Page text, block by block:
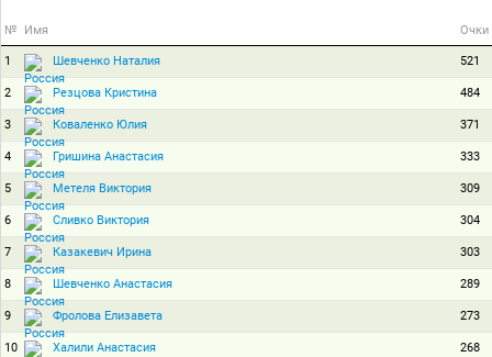
№ Имя Очки
1 Шевченко Наталия 521
2 Резцова Кристина 484
3 Коваленко Юлия 371
4 Гришина Анастасия 333
5 Метеля Виктория 309
6 Сливко Виктория 304
7 Казакевич Ирина 303
8 Шевченко Анастасия 289
9 Фролова Елизавета 273
10 Халили Анастасия 268